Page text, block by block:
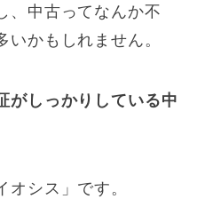
、中古ってなんか不
かもしれません。
がしっかりしている中
オシス」です。